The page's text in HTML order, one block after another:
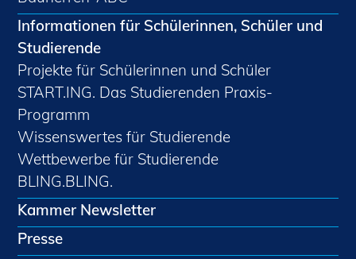
Informationen für Schülerinnen, Schüler und
Studierende
Projekte für Schülerinnen und Schüler
START.ING. Das Studierenden Praxis-
Programm
Wissenswertes für Studierende
Wettbewerbe für Studierende
BLING.BLING.
Kammer Newsletter
Presse